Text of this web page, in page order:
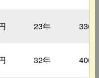
23年 330
32年 400